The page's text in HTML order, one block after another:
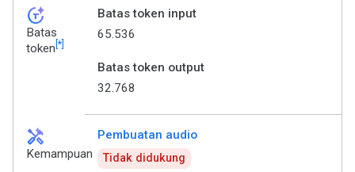
token_auto
Batas
token [*]
Batas token input
65.536
Batas token output
32.768
handyman
Kemampuan
Pembuatan audio
Tidak didukung